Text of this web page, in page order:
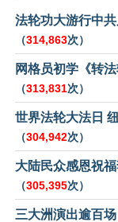
法轮功大游行中
（314,863次）
网格员初学《转
（313,831次）
世界法轮大法日
（304,942次）
大陆民众感恩祝
（305,395次）
三大洲演出逾百